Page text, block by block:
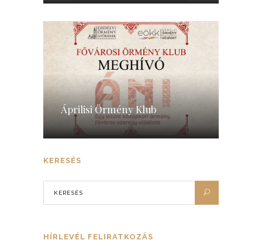
Áprilisi Örmény Klub
KERESÉS
HÍRLEVÉL FELIRATKOZÁS